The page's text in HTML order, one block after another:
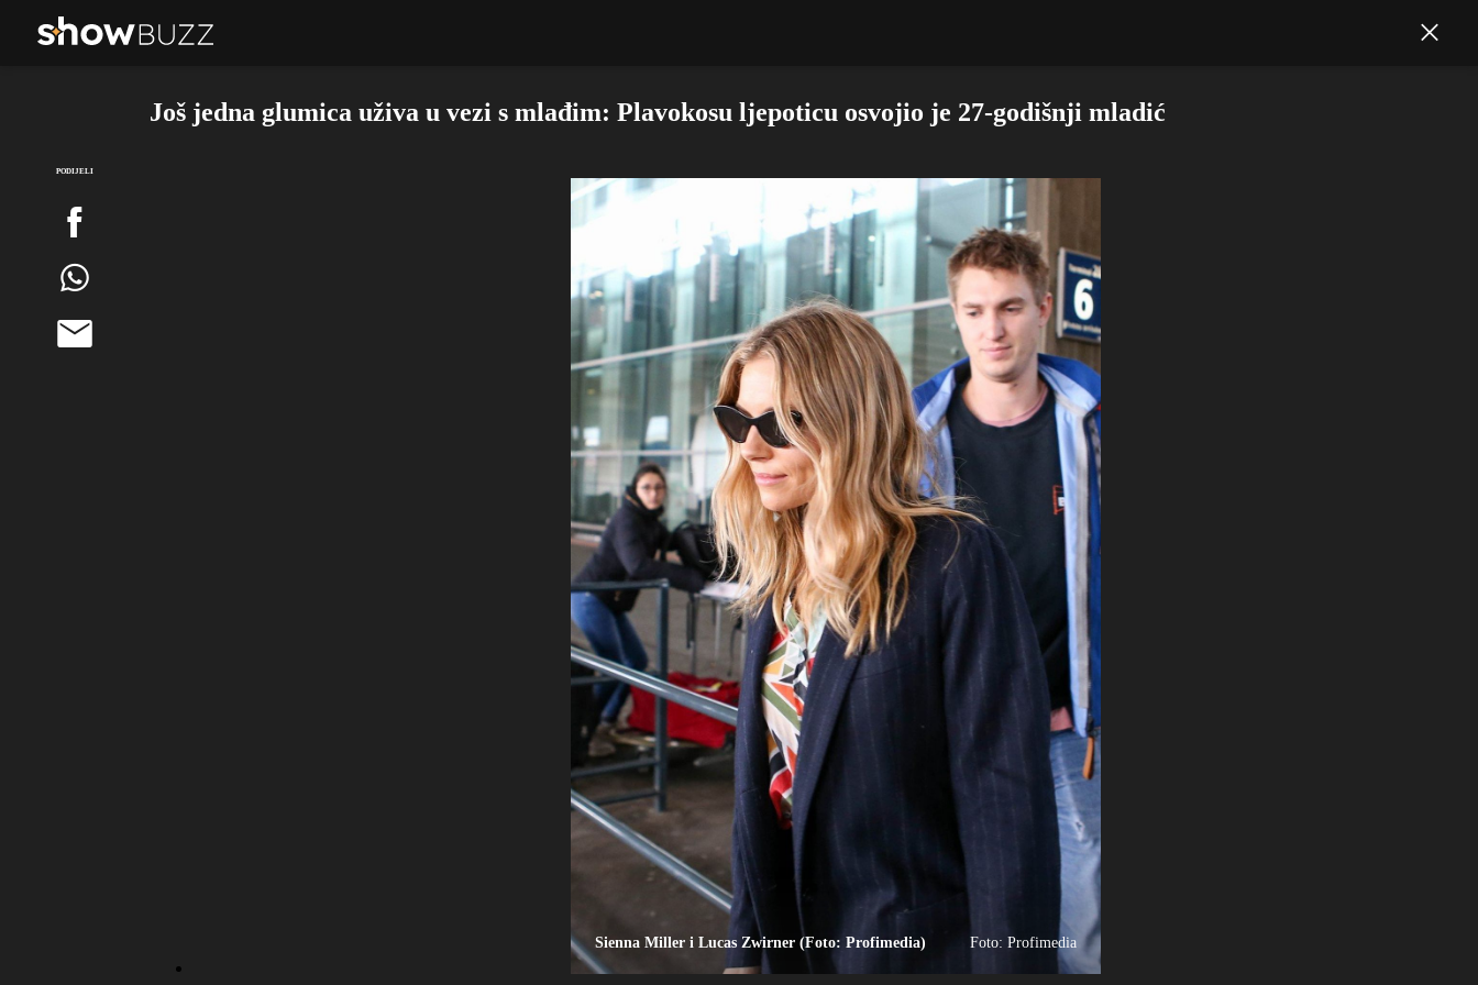
Još jedna glumica uživa u vezi s mlađim: Plavokosu ljepoticu osvojio je 27-godišnji mladić
PODIJELI
Sienna Miller i Lucas Zwirner (Foto: Profimedia) Foto: Profimedia